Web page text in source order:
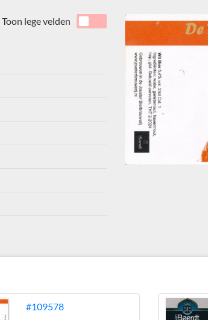
Toon lege velden
#109578